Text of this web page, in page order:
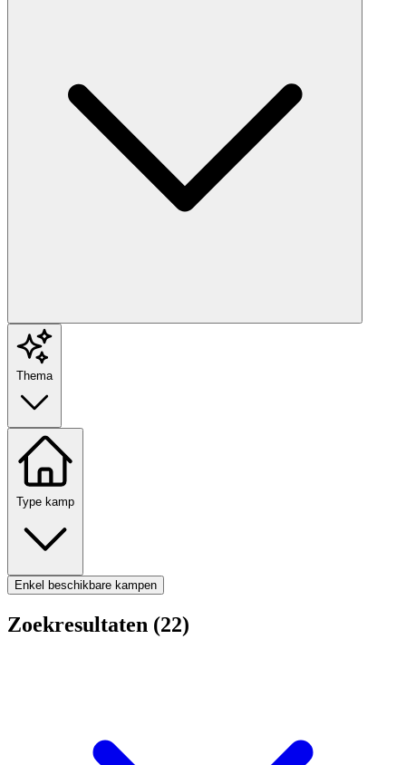
Thema
Type kamp
Enkel beschikbare kampen
Zoekresultaten (22)